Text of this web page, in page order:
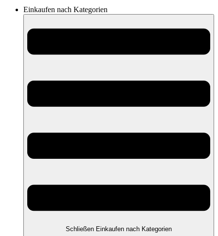
Einkaufen nach Kategorien
Schließen Einkaufen nach Kategorien